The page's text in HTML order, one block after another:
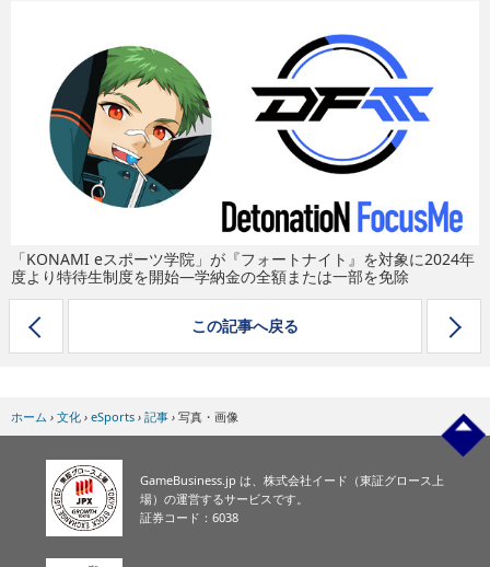
イベント/セミナー
eスポーツ
「KONAMI eスポーツ学院」が『フォートナイト』を対象に2024年
度より特待生制度を開始―学納金の全額または一部を免除
この記事へ戻る
ホーム › 文化 › eSports › 記事 › 写真・画像
GameBusiness.jp は、株式会社イード（東証グロース上
場）の運営するサービスです。
証券コード：6038